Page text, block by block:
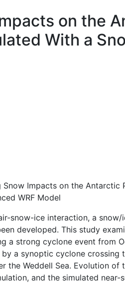
on the
With a
Impacts on the Antarctic
WRF Model
snow-ice interaction, a snow/
developed. This study
a strong cyclone event from
a synoptic cyclone crossing
the Weddell Sea. Evolution
and the simulated